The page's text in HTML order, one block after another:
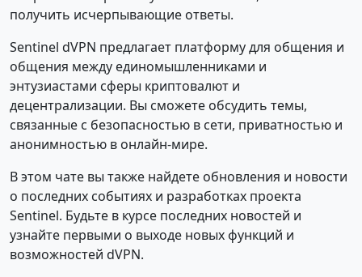
получить исчерпывающие ответы.
Sentinel dVPN предлагает платформу для общения и
общения между единомышленниками и
энтузиастами сферы криптовалют и
децентрализации. Вы сможете обсудить темы,
связанные с безопасностью в сети, приватностью и
анонимностью в онлайн-мире.
В этом чате вы также найдете обновления и новости
о последних событиях и разработках проекта
Sentinel. Будьте в курсе последних новостей и
узнайте первыми о выходе новых функций и
возможностей dVPN.